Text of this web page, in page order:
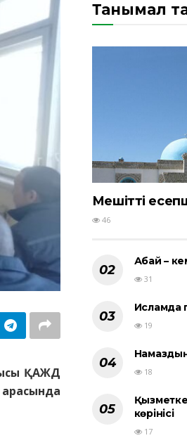
ҚАЖД
Танымал
Мешіттің
46
Абай –
31
Исламда
19
18
көрінісі
17